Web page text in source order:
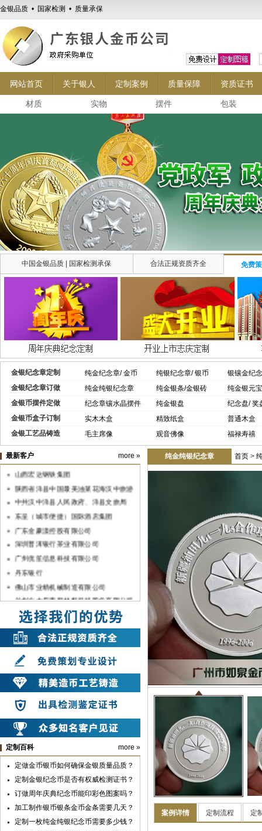
金银品质 • 国家检测 • 质量承保
网站首页 关于银人 定制案例 质量保障 资质证书
材质 实物 摆件 包装
中国金银品质 | 国家检测承保 合法正规资质齐全 免费
金银纪念章定制 纯金纪念章/ 金币 纯银纪念章/ 银币
银镶金纪
金银纪念章订做
纯金纯银纪念章 纯金银条/金银砖
纯金银元宝
金银币摆件定做
纪念章镶水晶摆件 纯金银盘
纪念盘/ 奖
金银币盒子订制
实木木盒 精致纸盒
普通木盒
金银工艺品铸造
毛主席像 观音佛像 福禄寿禧
纯金纯银纪念章 首页 >
案例详情 定制流程 定
最新客户 more »
中共XX省委组织部监制党徽
山西宏达钢铁集团
陕西省洋县中国最美油菜花海汉中旅游
文化节
中共汉中洋县人民政府、洋县文旅局
东呈（城市便捷）国际酒店集团
广东金豪漾控股有限公司
深圳普洱银行茶业有限公司
广州优笙信息科技有限公司
丹东银行
佛山市业精机械制造有限公司
兰州方大炭素新材料科技股份有限公司
深圳宇宏集团
中国银行湛江分行
佛山市顺德农村商银行
中共汉滨区委
山东兆通科技有限公司
中共安康市委
中共汉滨区委组织部
山东长征教育科技有限公司
深圳市彬讯科技有限公司（土巴兔）
上海雪榕生物科技股份有限公司
广亚铝业集团
广州市第七中学
广州华夏职业学院
定制百科 more »
定做金币银币如何确保金银质量品质？
定制金银纪念币是否有权威检测证书？
订做周年庆典纪念币能印彩色图案吗？
加工制作银币银条金币金条需要几天？
定制一枚纯金纯银纪念币需要多少钱？